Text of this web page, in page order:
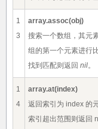
1
3
array.assoc(obj)
搜索一个数组，其元
组的第一个元素进行
找到匹配则返回 nil。
1
4
array.at(index)
返回索引为 index 的
索引超出范围则返回